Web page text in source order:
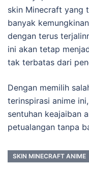
skin Minecraft yang
banyak
dengan terus
ini akan tetap
tak terbatas dari
Dengan memilih
terinspirasi anime
sentuhan keajaiban
petualangan tanpa
SKIN MINECRAFT ANIME